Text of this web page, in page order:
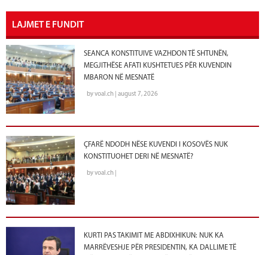
LAJMET E FUNDIT
SEANCA KONSTITUIVE VAZHDON TË SHTUNËN,
MEGJITHËSE AFATI KUSHTETUES PËR KUVENDIN
MBARON NË MESNATË
by voal.ch | august 7, 2026
ÇFARË NDODH NËSE KUVENDI I KOSOVËS NUK
KONSTITUOHET DERI NË MESNATË?
by voal.ch |
KURTI PAS TAKIMIT ME ABDIXHIKUN: NUK KA
MARRËVESHJE PËR PRESIDENTIN, KA DALLIME TË